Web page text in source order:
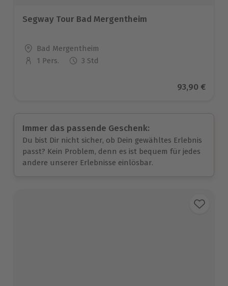
Segway Tour Bad Mergentheim
Standort
Bad Mergentheim
Anzahl der Teilnehmer
1 Pers. 3 Std
Aktueller
93,90 €
Immer das passende Geschenk:
Du bist Dir nicht sicher, ob Dein gewähltes Erlebnis
passt? Kein Problem, denn es ist bequem für jedes
andere unserer Erlebnisse einlösbar.